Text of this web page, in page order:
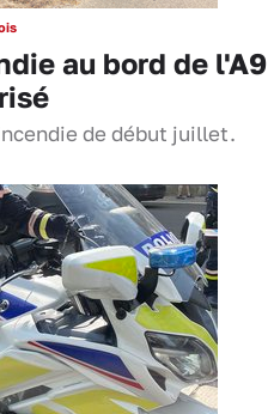
au bord de l'A9
de début juillet.